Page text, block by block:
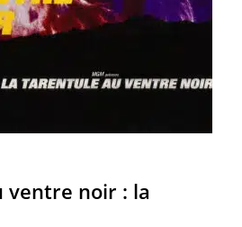
ventre noir : la